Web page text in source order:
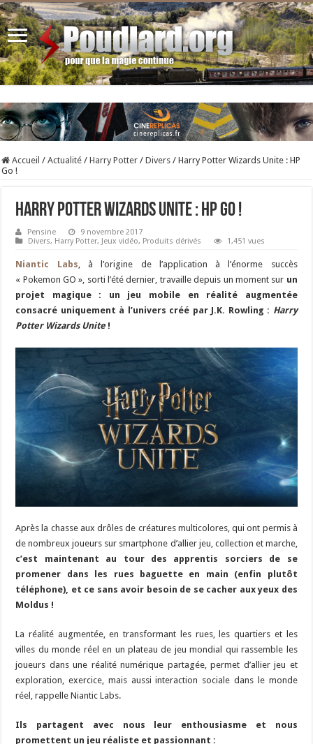
Accueil / Actualité / Harry Potter / Divers / Harry Potter Wizards Unite : HP
Go !
Harry Potter Wizards Unite : HP Go !
Pensine
9 novembre 2017
Divers, Harry Potter, Jeux vidéo, Produits dérivés 1,451 vues
Niantic Labs, à l’origine de l’application à l’énorme succès
« Pokemon GO », sorti l’été dernier, travaille depuis un moment sur un
projet magique : un jeu mobile en réalité augmentée
consacré uniquement à l’univers créé par J.K. Rowling : Harry
Potter Wizards Unite !
Après la chasse aux drôles de créatures multicolores, qui ont permis à
de nombreux joueurs sur smartphone d’allier jeu, collection et marche,
c’est maintenant au tour des apprentis sorciers de se
promener dans les rues baguette en main (enfin plutôt
téléphone), et ce sans avoir besoin de se cacher aux yeux des
Moldus !
La réalité augmentée, en transformant les rues, les quartiers et les
villes du monde réel en un plateau de jeu mondial qui rassemble les
joueurs dans une réalité numérique partagée, permet d’allier jeu et
exploration, exercice, mais aussi interaction sociale dans le monde
réel, rappelle Niantic Labs.
Ils partagent avec nous leur enthousiasme et nous
promettent un jeu réaliste et passionnant :